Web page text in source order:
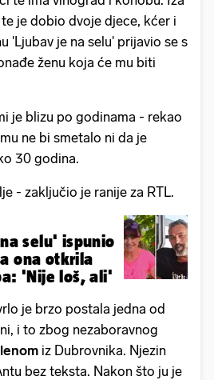
je dobio dvoje djece, kćer i
'Ljubav je na selu' prijavio se s
ženu koja će mu biti
je blizu po godinama - rekao
ne bi smetalo ni da je
30 godina.
- zaključio je ranije za RTL.
selu' ispunio
ona otkrila
'Nije loš, ali'
je brzo postala jedna od
i to zbog nezaboravnog
iz Dubrovnika. Njezin
bez teksta. Nakon što ju je